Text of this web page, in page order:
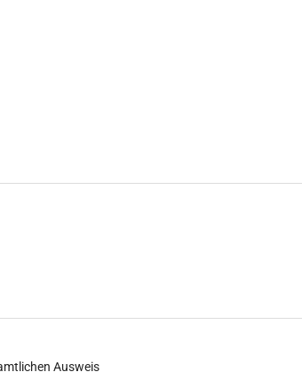
Ausweis